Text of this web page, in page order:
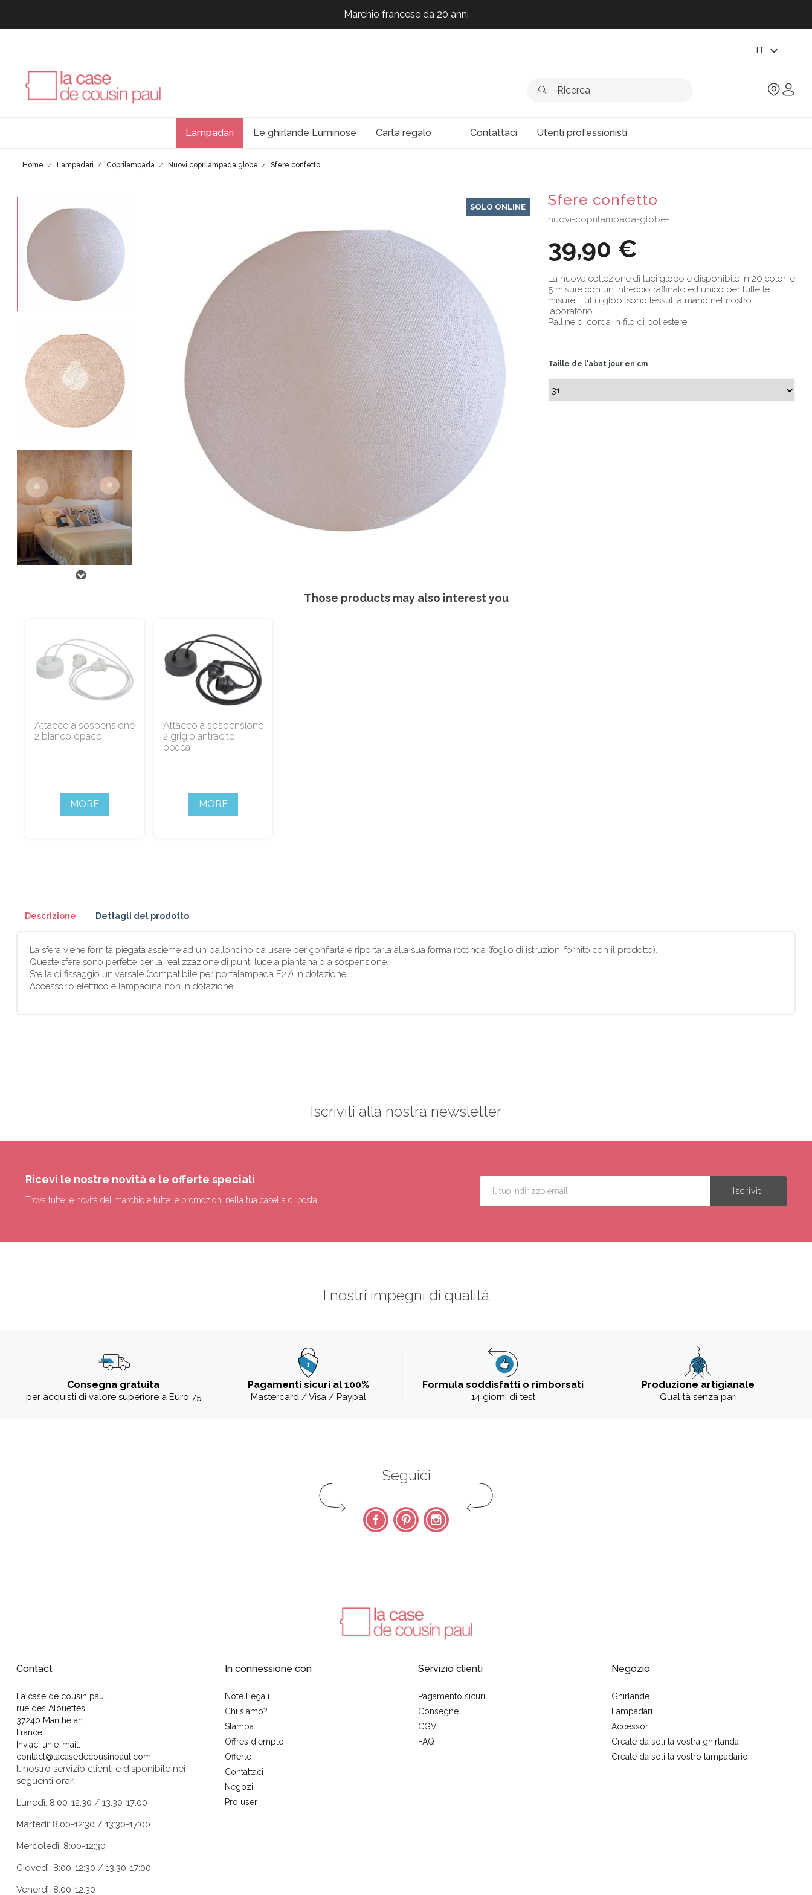
Marchio francese da 20 anni
Marchio francese da 20 anni
IT expand_more
Lampadari Le ghirlande Luminose Carta regalo Contattaci Utenti professionisti
Home Lampadari Coprilampada Nuovi coprilampada globe Sfere confetto
SOLO ONLINE Sfere confetto
nuovi-coprilampada-globe-
39,90 €
La nuova collezione di luci globo è disponibile in 20 colori e
5 misure con un intreccio raffinato ed unico per tutte le
misure. Tutti i globi sono tessuti a mano nel nostro
laboratorio.
Palline di corda in filo di poliestere.
Taille de l'abat jour en cm
Those products may also interest you
Attacco a sospensione
2 bianco opaco
MORE
Attacco a sospensione
2 grigio antracite
opaca
MORE
Descrizione Dettagli del prodotto
La sfera viene fornita piegata assieme ad un palloncino da usare per gonfiarla e riportarla alla sua forma rotonda (foglio di istruzioni fornito con il prodotto).
Queste sfere sono perfette per la realizzazione di punti luce a piantana o a sospensione.
Stella di fissaggio universale (compatibile per portalampada E27) in dotazione.
Accessorio elettrico e lampadina non in dotazione.
Iscriviti alla nostra newsletter
Ricevi le nostre novità e le offerte speciali
Trova tutte le novità del marchio e tutte le promozioni nella tua casella di posta.
I nostri impegni di qualità
Consegna gratuita
per acquisti di valore superiore a Euro 75
Pagamenti sicuri al 100%
Mastercard / Visa / Paypal
Formula soddisfatti o rimborsati
14 giorni di test
Produzione artigianale
Qualità senza pari
Seguici
FacebookPinterest Instagram
Contact
La case de cousin paul
rue des Alouettes
37240 Manthelan
France
Inviaci un'e-mail:
contact@lacasedecousinpaul.com
Il nostro servizio clienti è disponibile nei
seguenti orari:
Lunedì: 8:00-12:30 / 13:30-17:00
Martedì: 8:00-12:30 / 13:30-17:00
Mercoledì: 8:00-12:30
Giovedì: 8:00-12:30 / 13:30-17:00
Venerdì: 8:00-12:30
In connessione con
Note Legali
Chi siamo?
Stampa
Offres d'emploi
Offerte
Contattaci
Negozi
Pro user
Servizio clienti
Pagamento sicuri
Consegne
CGV
FAQ
Negozio
Ghirlande
Lampadari
Accessori
Create da soli la vostra ghirlanda
Create da soli la vostro lampadario